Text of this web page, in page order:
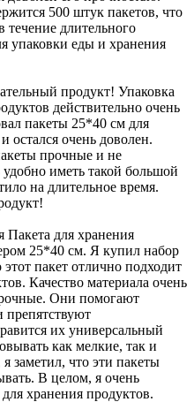
500 штук пакетов, что
течение длительного
упаковки еды и хранения
продукт! Упаковка
действительно очень
пакеты 25*40 см для
остался очень доволен.
прочные и не
иметь такой большой
на длительное время.
Пакета для хранения
25*40 см. Я купил набор
пакет отлично подходит
Качество материала очень
Они помогают
препятствуют
их универсальный
как мелкие, так и
заметил, что эти пакеты
В целом, я очень
хранения продуктов.